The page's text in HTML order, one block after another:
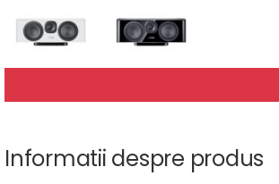
Informatii despre produs